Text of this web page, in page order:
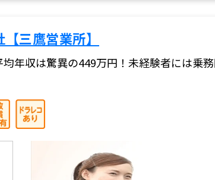
三鷹営業所】
年収は驚異の449万円！未経験者には乗